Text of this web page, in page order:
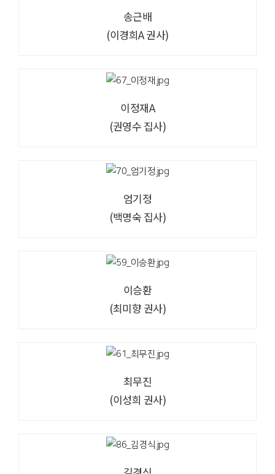
송근배
(이경희A 권사)
이정재A
(권영수 집사)
엄기정
(백명숙 집사)
이승환
(최미향 권사)
최무진
(이성희 권사)